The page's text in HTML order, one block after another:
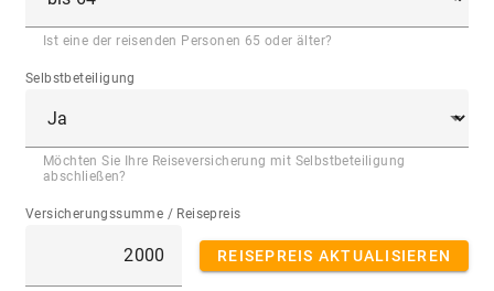
Ist eine der reisenden Personen 65 oder älter?
Selbstbeteiligung
Möchten Sie Ihre Reiseversicherung mit Selbstbeteiligung
abschließen?
Versicherungssumme / Reisepreis
REISEPREIS AKTUALISIEREN